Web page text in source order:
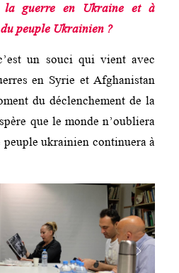
la guerre en Ukraine et à
peuple Ukrainien ?
un souci qui vient avec
en Syrie et Afghanistan
du déclenchement de la
que le monde n’oubliera
peuple ukrainien continuera à